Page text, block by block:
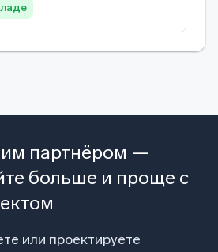
партнёром —
больше и проще с
или проектируете